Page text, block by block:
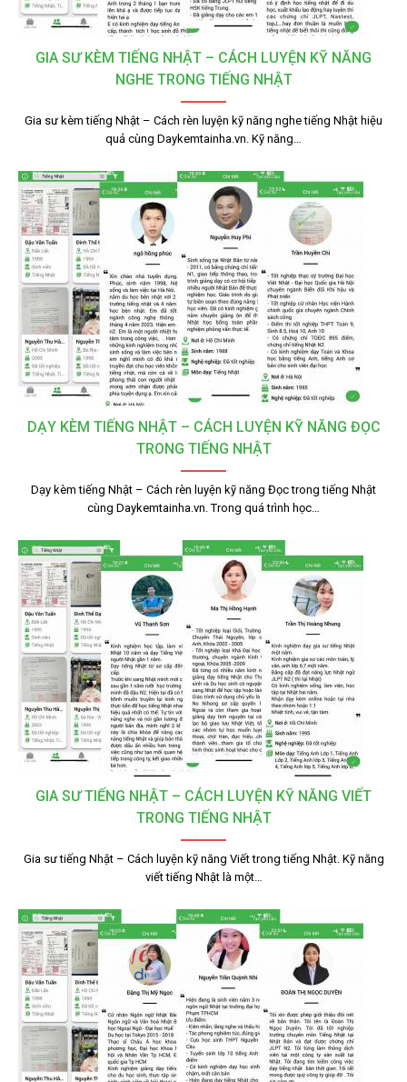
GIA SƯ KÈM TIẾNG NHẬT – CÁCH LUYỆN KỸ NĂNG
NGHE TRONG TIẾNG NHẬT
Gia sư kèm tiếng Nhật – Cách rèn luyện kỹ năng nghe tiếng Nhật hiệu
quả cùng Daykemtainha.vn. Kỹ năng…
DẠY KÈM TIẾNG NHẬT – CÁCH LUYỆN KỸ NĂNG ĐỌC
TRONG TIẾNG NHẬT
Dạy kèm tiếng Nhật – Cách rèn luyện kỹ năng Đọc trong tiếng Nhật
cùng Daykemtainha.vn. Trong quá trình học…
GIA SƯ TIẾNG NHẬT – CÁCH LUYỆN KỸ NĂNG VIẾT
TRONG TIẾNG NHẬT
Gia sư tiếng Nhật – Cách luyện kỹ năng Viết trong tiếng Nhật. Kỹ năng
viết tiếng Nhật là một…